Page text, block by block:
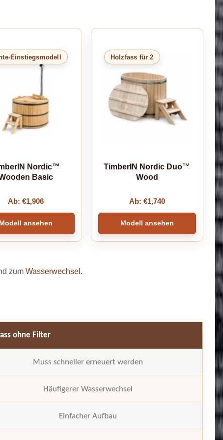
Einstiegsmodell
Nordic™
Basic
Ab: €1,906
Modell ansehen
Holzfass für 2
TimberIN Nordic Duo™
Wood
Ab: €1,740
Modell ansehen
zumWasserwechsel .
ohne Filter
Muss schneller erneuert werden
Häufigerer Wasserwechsel
Einfacher Aufbau